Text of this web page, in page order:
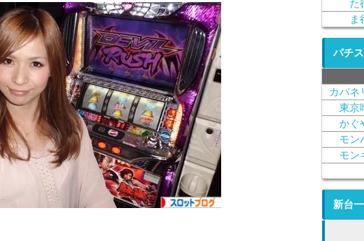
た
ま
パチ
カバネ
東京
かぐ
モン
モン
新台